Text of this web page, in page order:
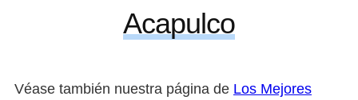
Acapulco
Véase también nuestra página de Los Mejores